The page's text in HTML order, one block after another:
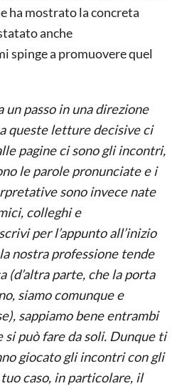
ha mostrato la concreta
anche
spinge a promuovere quel
un passo in una direzione
queste letture decisive ci
pagine ci sono gli incontri,
le parole pronunciate e i
sono invece nate
colleghi e
per l’appunto all’inizio
nostra professione tende
(d’altra parte, che la porta
siamo comunque e
sappiamo bene entrambi
si può fare da soli. Dunque ti
giocato gli incontri con gli
caso, in particolare, il